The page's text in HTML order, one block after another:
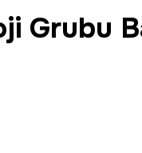
Grubu